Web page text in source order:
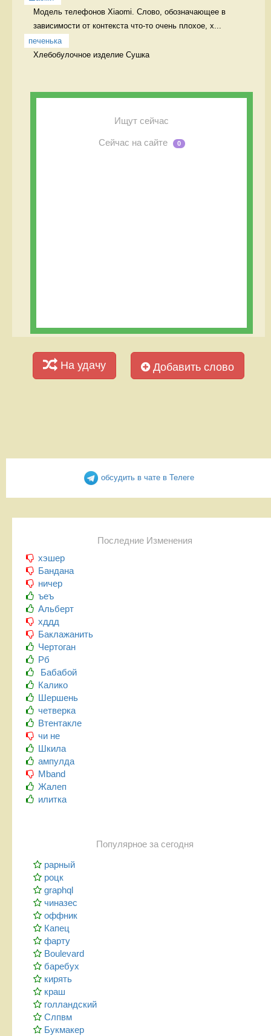
Модель телефонов Xiaomi. Слово, обозначающее в
зависимости от контекста что-то очень плохое, х...
печенька
Хлебобулочное изделие Сушка
Ищут сейчас
Сейчас на сайте 0
На удачу Добавить слово
обсудить в чате в Телеге
Последние Изменения
хэшер
Бандана
ничер
ъеъ
Альберт
хддд
Баклажанить
Чертоган
Рб
Бабабой
Калико
Шершень
четверка
Втентакле
чи не
Шкила
ампулда
Mband
Жалеп
илитка
Популярное за сегодня
рарный
роцк
graphql
чиназес
оффник
Капец
фарту
Boulevard
баребух
кирять
краш
голландский
Слпвм
Букмакер